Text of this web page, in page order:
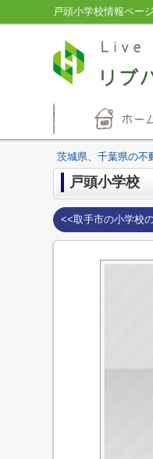
戸頭小学校情報ペー
茨城県、千葉県の不
戸頭小学校
<<取手市の小学校